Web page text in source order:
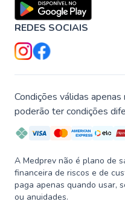
REDES SOCIAIS
Condições válidas
poderão ter condições
A Medprev não é plano de
financeira de riscos e de
paga apenas quando usar,
ou anuidades.